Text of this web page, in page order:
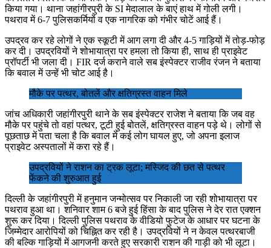
किया गया। थाना जहांगीरपुरी के SI मेदालाल के बाएं हाथ में गोली लगी।
पथराव में 6-7 पुलिसकर्मियों व एक नागरिक को गंभीर चोटें आई हैं।
उपद्रव कर रहे लोगों ने एक स्कूटी में आग लगा दी और 4-5 गाड़ियों में तोड़-फोड़
कर दी। उपद्रवियों ने शोभायात्रा पर हमला तो किया ही, साथ ही प्राइवेट
प्रॉपर्टी भी जला दी। FIR दर्ज कराने वाले सब इंस्पेक्टर राजीव रंजन ने बताया
कि बवाल में उन्हें भी चोट आई है।
मौके पर पत्थर, बोतलें और क्षतिग्रस्त वाहन मिले
जांच अधिकारी जहांगीरपुरी थाने के सब इंस्पेक्टर राजेश ने बताया कि जब वह
मौके पर पहुंचे तो वहां पत्थर, टूटी हुई बोतलें, क्षतिग्रस्त वाहन पड़े थे। लोगों से
पूछताछ में पता चला है कि बवाल में कई लोग घायल हुए, जो अपना इलाज
प्राइवेट अस्पतालों में करा रहे हैं।
उपद्रवियों ने राशन का ट्रक लूटा; मस्जिद की छत से पत्थर
फेंकने की शुरुआत हुई
दिल्ली के जहांगीरपुरी में हनुमान जन्मोत्सव पर निकाली जा रही शोभायात्रा पर
पथराव हुआ था। शनिवार शाम 6 बजे हुई हिंसा के बाद पुलिस ने देर रात एक्शन
शुरू कर दिया। दिल्ली पुलिस पथराव के वीडियो फुटेज के आधार पर घटना के
जिम्मेदार आरोपियों को चिह्नित कर रही है। उपद्रवियों ने न केवल पत्थरबाजी
की बल्कि गाड़ियों में आगजनी करते हुए सरकारी राशन की गाड़ी को भी लूटा।